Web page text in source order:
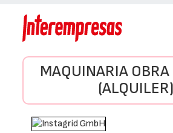
MAQUINARIA
(ALQUILER)